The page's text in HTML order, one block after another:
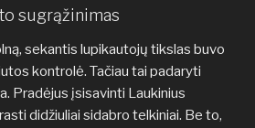
sugrąžinimas
sekantis lupikautojų tikslas buvo
kontrolė. Tačiau tai padaryti
Pradėjus įsisavinti Laukinius
didžiuliai sidabro telkiniai. Be to,